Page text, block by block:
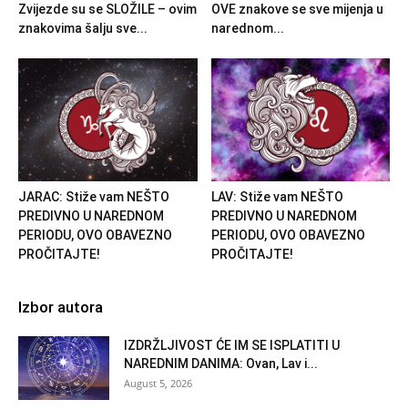
Zvijezde su se SLOŽILE – ovim
znakovima šalju sve...
OVE znakove se sve mijenja u
narednom...
JARAC: Stiže vam NEŠTO
PREDIVNO U NAREDNOM
PERIODU, OVO OBAVEZNO
PROČITAJTE!
LAV: Stiže vam NEŠTO
PREDIVNO U NAREDNOM
PERIODU, OVO OBAVEZNO
PROČITAJTE!
Izbor autora
IZDRŽLJIVOST ĆE IM SE ISPLATITI U
NAREDNIM DANIMA: Ovan, Lav i...
August 5, 2026